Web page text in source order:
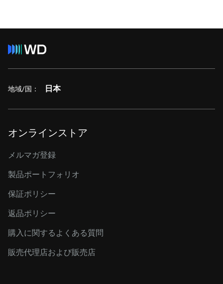
地域/国： 日本
オンラインストア
メルマガ登録
製品ポートフォリオ
保証ポリシー
返品ポリシー
購入に関するよくある質問
販売代理店および販売店